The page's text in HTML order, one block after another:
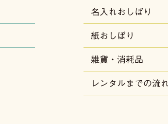
名入れおしぼり
紙おしぼり
雑貨・消耗品
レンタルまでの流